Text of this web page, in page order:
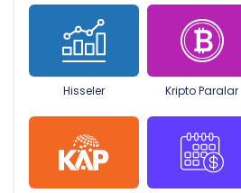
Hisseler Kripto Paralar